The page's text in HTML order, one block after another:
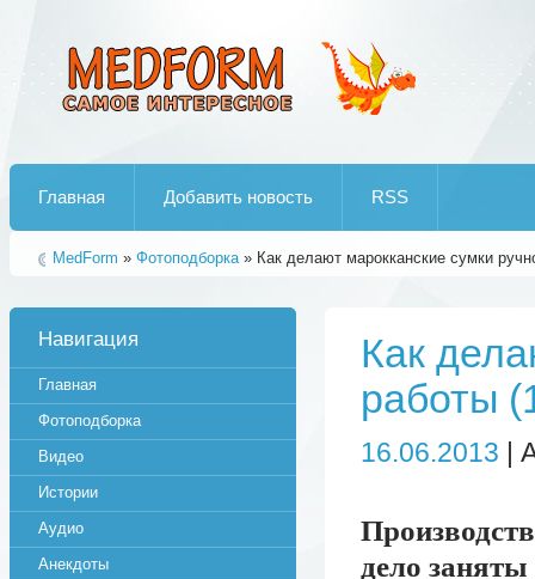
Главная Добавить новость RSS
MedForm » Фотоподборка» Как делают марокканские сумки
Как
работы
16.06.2013 |
дело
Навигация
Главная
Фотоподборка
Видео
Истории
Аудио
Анекдоты